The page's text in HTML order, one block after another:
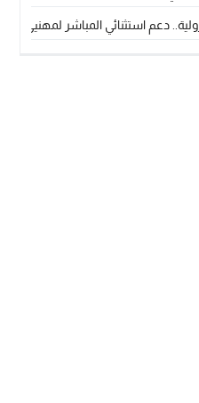
دعم استثنائي المباشر لمهنيي